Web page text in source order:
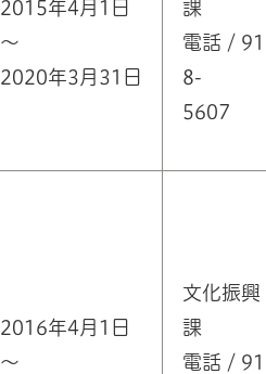
2015年4月1日
～
2020年3月31日
課
電話 / 91
8-
5607
2016年4月1日
～
文化振興
課
電話 / 91